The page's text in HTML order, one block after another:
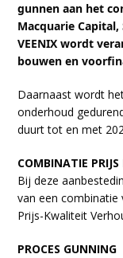
gunnen aan het
Macquarie Capital,
VEENIX wordt
bouwen en
Daarnaast wordt
onderhoud
duurt tot en met
COMBINATIE
Bij deze
van een
Prijs-Kwaliteit
PROCES GUNNING